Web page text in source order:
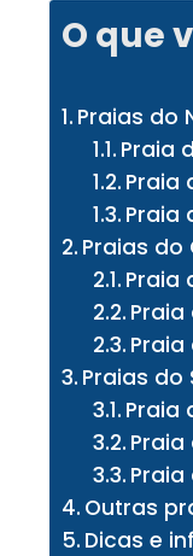
O que
Praias do
Praia
Praia
Praia
Praias do
Praia
Praia
Praia
Praias do
Praia
Praia
Praia
Outras
Dicas e